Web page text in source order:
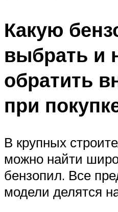
Какую
выбрать и
обратить
при
В крупных
можно найти
бензопил. Все
модели делятся